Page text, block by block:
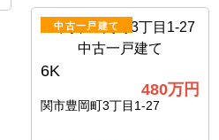
中古一戸建て
6K
480万円
関市豊岡町3丁目1-27